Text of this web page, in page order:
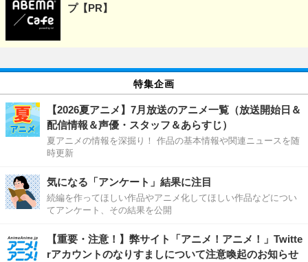
プ【PR】
特集企画
【2026夏アニメ】7月放送のアニメ一覧（放送開始日＆
配信情報＆声優・スタッフ＆あらすじ）
夏アニメの情報を深掘り！ 作品の基本情報や関連ニュースを随
時更新
気になる「アンケート」結果に注目
続編を作ってほしい作品やアニメ化してほしい作品などについ
てアンケート、その結果を公開
【重要・注意！】弊サイト「アニメ！アニメ！」Twitte
rアカウントのなりすましについて注意喚起のお知らせ